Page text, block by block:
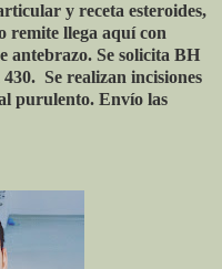
y receta esteroides,
remite llega aquí con
antebrazo. Se solicita BH
430. Se realizan incisiones
purulento. Envío las